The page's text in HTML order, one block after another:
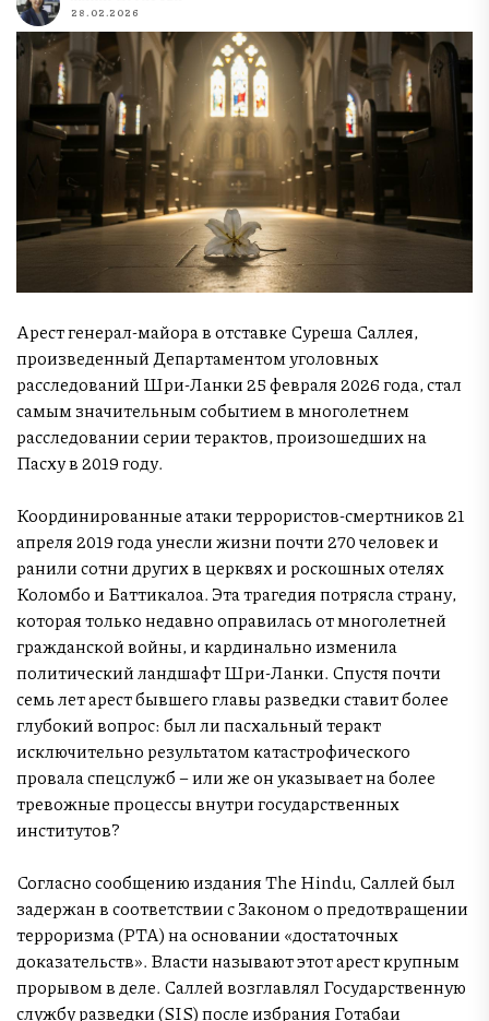
28.02.2026
Арест генерал-майора в отставке Суреша Саллея,
произведенный Департаментом уголовных
расследований Шри-Ланки 25 февраля 2026 года, стал
самым значительным событием в многолетнем
расследовании серии терактов, произошедших на
Пасху в 2019 году.
Координированные атаки террористов-смертников 21
апреля 2019 года унесли жизни почти 270 человек и
ранили сотни других в церквях и роскошных отелях
Коломбо и Баттикалоа. Эта трагедия потрясла страну,
которая только недавно оправилась от многолетней
гражданской войны, и кардинально изменила
политический ландшафт Шри-Ланки. Спустя почти
семь лет арест бывшего главы разведки ставит более
глубокий вопрос: был ли пасхальный теракт
исключительно результатом катастрофического
провала спецслужб – или же он указывает на более
тревожные процессы внутри государственных
институтов?
Согласно сообщению издания The Hindu, Саллей был
задержан в соответствии с Законом о предотвращении
терроризма (PTA) на основании «достаточных
доказательств». Власти называют этот арест крупным
прорывом в деле. Саллей возглавлял Государственную
службу разведки (SIS) после избрания Готабаи